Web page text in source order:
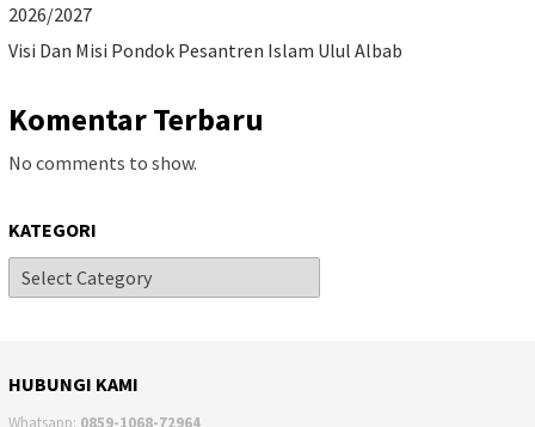
2026/2027
Visi Dan Misi Pondok Pesantren Islam Ulul Albab
Komentar Terbaru
No comments to show.
KATEGORI
HUBUNGI KAMI